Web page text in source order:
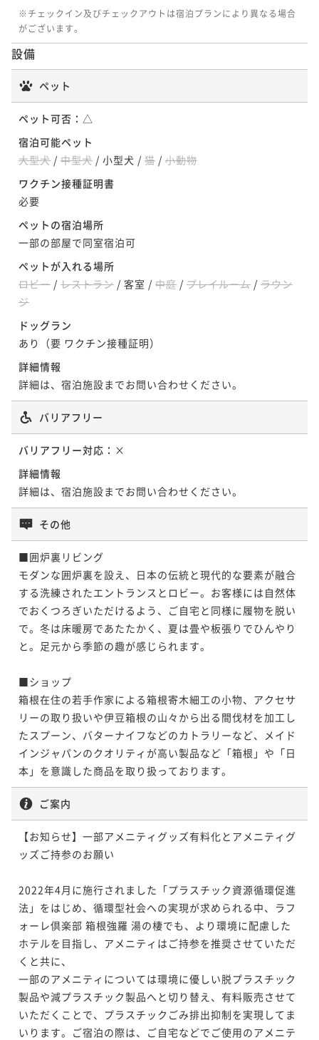
※チェックイン及びチェックアウトは宿泊プランにより異なる場合
がございます。
設備
ペット
ペット可否： △
宿泊可能ペット
大型犬 / 中型犬 / 小型犬 / 猫 / 小動物
ワクチン接種証明書
必要
ペットの宿泊場所
一部の部屋で同室宿泊可
ペットが入れる場所
ロビー / レストラン / 客室 / 中庭 / プレイルーム / ラウン
ジ
ドッグラン
あり（要 ワクチン接種証明）
詳細情報
詳細は、宿泊施設までお問い合わせください。
バリアフリー
バリアフリー対応： ×
詳細情報
詳細は、宿泊施設までお問い合わせください。
その他
■囲炉裏リビング
モダンな囲炉裏を設え、日本の伝統と現代的な要素が融合
する洗練されたエントランスとロビー。お客様には自然体
でおくつろぎいただけるよう、ご自宅と同様に履物を脱い
で。冬は床暖房であたたかく、夏は畳や板張りでひんやり
と。足元から季節の趣が感じられます。
■ショップ
箱根在住の若手作家による箱根寄木細工の小物、アクセサ
リーの取り扱いや伊豆箱根の山々から出る間伐材を加工し
たスプーン、バターナイフなどのカトラリーなど、メイド
インジャパンのクオリティが高い製品など「箱根」や「日
本」を意識した商品を取り扱っております。
ご案内
【お知らせ】一部アメニティグッズ有料化とアメニティグ
ッズご持参のお願い
2022年4月に施行されました「プラスチック資源循環促進
法」をはじめ、循環型社会への実現が求められる中、ラフ
ォーレ倶楽部 箱根強羅 湯の棲でも、より環境に配慮した
ホテルを目指し、アメニティはご持参を推奨させていただ
くと共に、
一部のアメニティについては環境に優しい脱プラスチック
製品や減プラスチック製品へと切り替え、有料販売させて
いただくことで、プラスチックごみ排出抑制を実現してま
いります。ご宿泊の際は、ご自宅などでご使用のアメニテ